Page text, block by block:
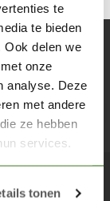
te
te bieden
Ook delen we
onze
analyse. Deze
met andere
ze hebben
services.
tonen
acties